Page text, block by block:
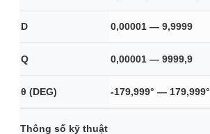
D 0,00001 — 9,9999
Q 0,00001 — 9999,9
θ (DEG) -179,999° — 179,999°
Thông số kỹ thuật